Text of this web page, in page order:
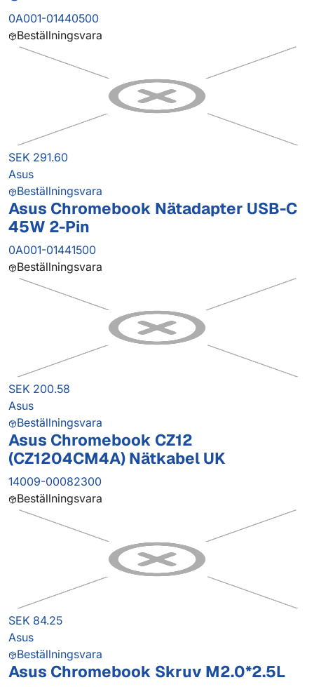
0A001-01440500
Beställningsvara
SEK 291.60
Asus
Beställningsvara
Asus Chromebook Nätadapter USB-C
45W 2-Pin
0A001-01441500
Beställningsvara
SEK 200.58
Asus
Beställningsvara
Asus Chromebook CZ12
(CZ1204CM4A) Nätkabel UK
14009-00082300
Beställningsvara
SEK 84.25
Asus
Beställningsvara
Asus Chromebook Skruv M2.0*2.5L